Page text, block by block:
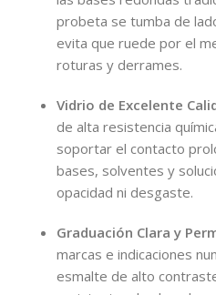
probeta se tumba de
evita que ruede por el
roturas y derrames.
Vidrio de Excelente
de alta resistencia
soportar el contacto
bases, solventes y
opacidad ni desgaste.
Graduación Clara y
marcas e indicaciones
esmalte de alto